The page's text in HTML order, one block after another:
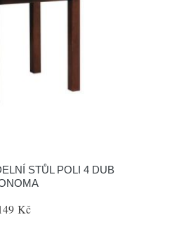
STŮL POLI 4 DUB
Kč